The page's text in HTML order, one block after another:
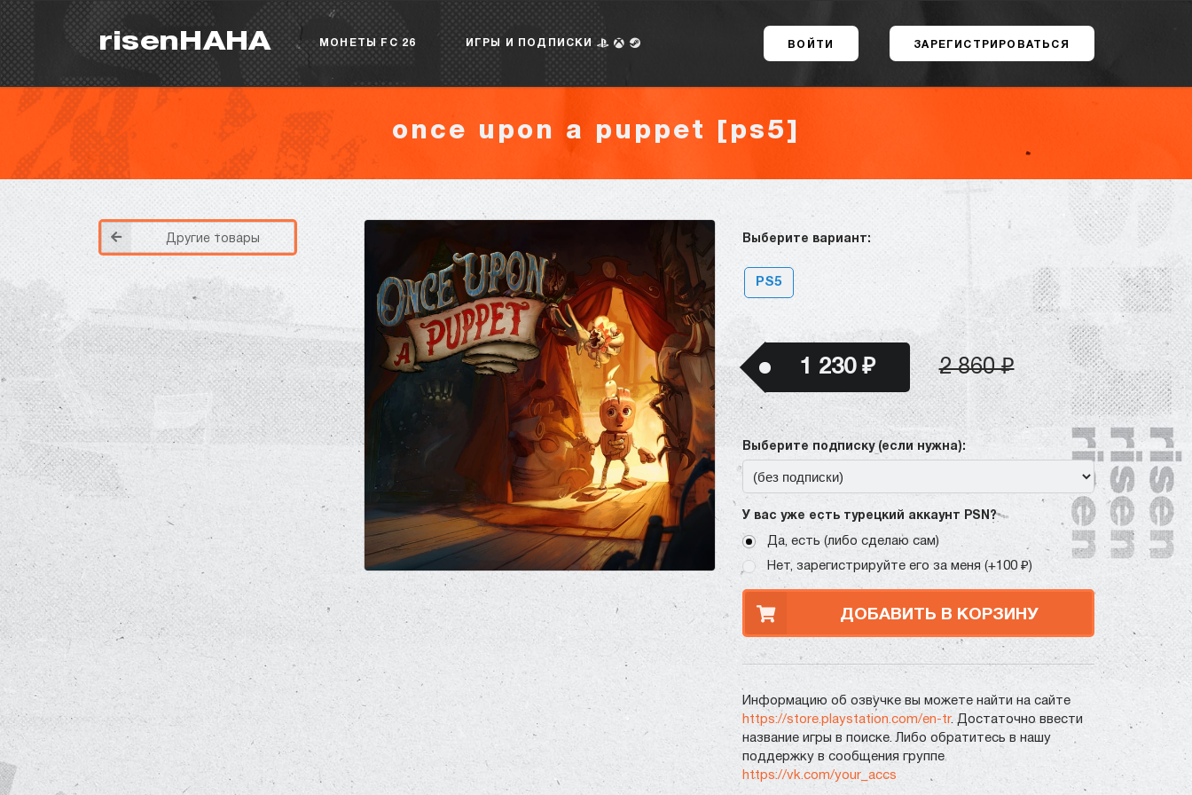
risenHAHA МОНЕТЫ FC 26 ИГРЫ И ПОДПИСКИ ВОЙТИ ЗАРЕГИСТРИРОВАТЬСЯ
once upon a puppet [ps5]
Другие товары Выберите вариант:
PS5
1 230 ₽ 2 860 ₽
Выберите подписку (если нужна):
У вас уже есть турецкий аккаунт PSN?
Да, есть (либо сделаю сам)
Нет, зарегистрируйте его за меня (+100 ₽)
ДОБАВИТЬ В КОРЗИНУ
Информацию об озвучке вы можете найти на сайте
https://store.playstation.com/en-tr. Достаточно ввести
название игры в поиске. Либо обратитесь в нашу
поддержку в сообщения группе
https://vk.com/your_accs